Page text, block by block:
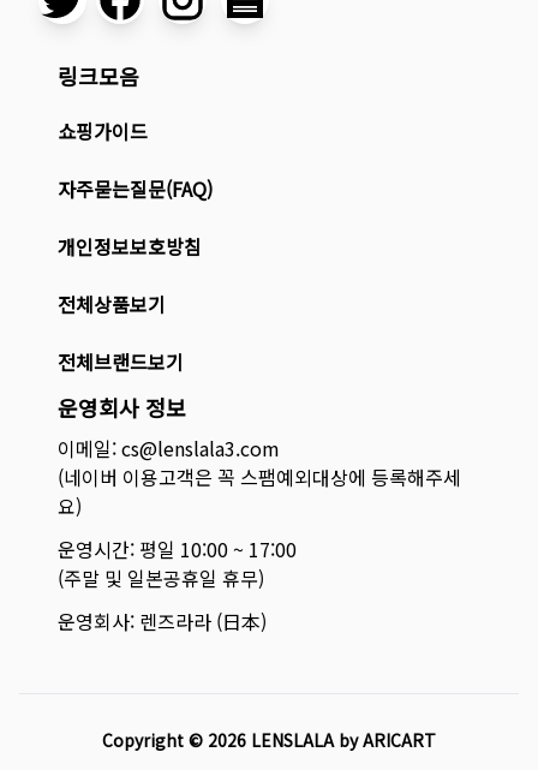
링크모음
쇼핑가이드
자주묻는질문(FAQ)
개인정보보호방침
전체상품보기
전체브랜드보기
운영회사 정보
이메일: cs@lenslala3.com
(네이버 이용고객은 꼭 스팸예외대상에 등록해주세
요)
운영시간: 평일 10:00 ~ 17:00
(주말 및 일본공휴일 휴무)
운영회사: 렌즈라라 (日本)
Copyright © 2026 LENSLALA by ARICART